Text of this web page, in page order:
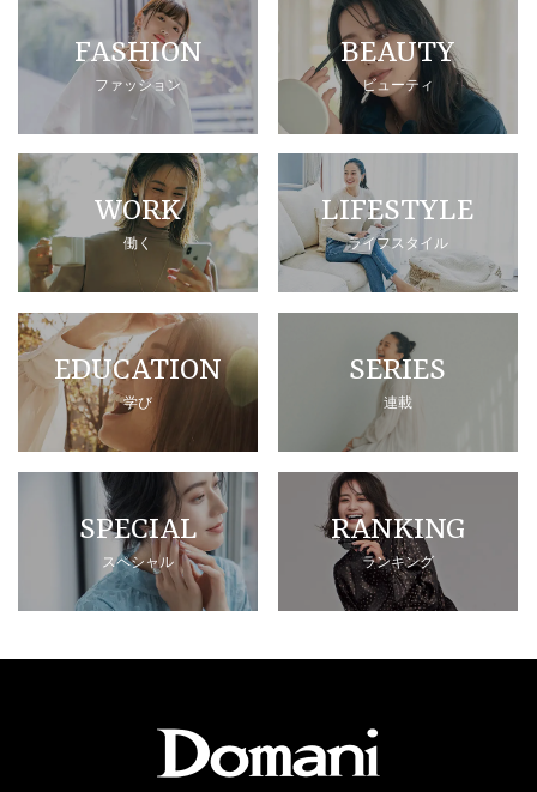
FASHION
ファッション
BEAUTY
ビューティ
WORK
働く
LIFESTYLE
ライフスタイル
EDUCATION
学び
SERIES
連載
SPECIAL
スペシャル
RANKING
ランキング